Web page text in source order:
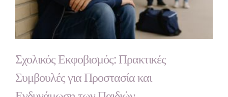
Σχολικός Εκφοβισμός: Πρακτικές
Συμβουλές για Προστασία και